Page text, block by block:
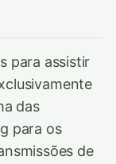
para assistir
das
para os
de